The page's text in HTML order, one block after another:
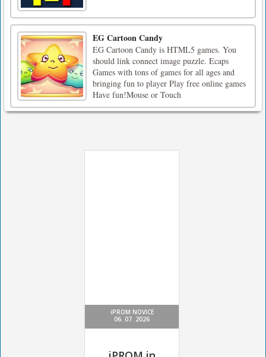
EG Cartoon Candy
EG Cartoon Candy is HTML5 games. You
should link connect image puzzle. Ecaps
Games with tons of games for all ages and
bringing fun to player Play free online games
Have fun!Mouse or Touch